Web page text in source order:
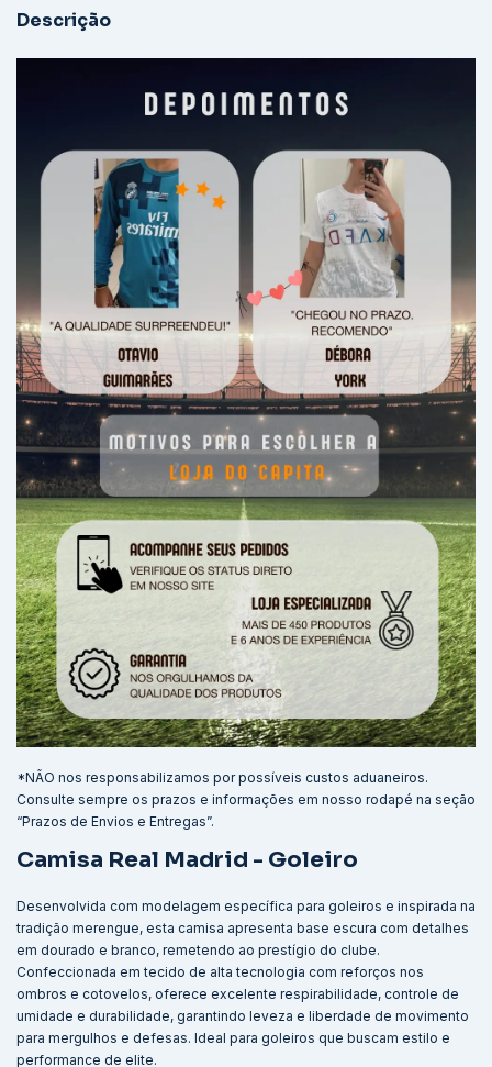
Descrição
*NÃO nos responsabilizamos por possíveis custos aduaneiros.
Consulte sempre os prazos e informações em nosso rodapé na seção
“Prazos de Envios e Entregas”.
Camisa Real Madrid - Goleiro
Desenvolvida com modelagem específica para goleiros e inspirada na
tradição merengue, esta camisa apresenta base escura com detalhes
em dourado e branco, remetendo ao prestígio do clube.
Confeccionada em tecido de alta tecnologia com reforços nos
ombros e cotovelos, oferece excelente respirabilidade, controle de
umidade e durabilidade, garantindo leveza e liberdade de movimento
para mergulhos e defesas. Ideal para goleiros que buscam estilo e
performance de elite.